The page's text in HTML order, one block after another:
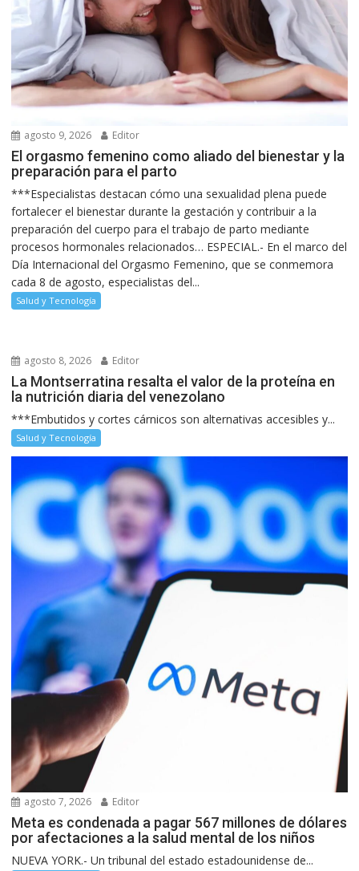
agosto 9, 2026 Editor
El orgasmo femenino como aliado del bienestar y la
preparación para el parto
***Especialistas destacan cómo una sexualidad plena puede
fortalecer el bienestar durante la gestación y contribuir a la
preparación del cuerpo para el trabajo de parto mediante
procesos hormonales relacionados… ESPECIAL.- En el marco del
Día Internacional del Orgasmo Femenino, que se conmemora
cada 8 de agosto, especialistas del...
Salud y Tecnología
agosto 8, 2026 Editor
La Montserratina resalta el valor de la proteína en
la nutrición diaria del venezolano
***Embutidos y cortes cárnicos son alternativas accesibles y...
Salud y Tecnología
agosto 7, 2026 Editor
Meta es condenada a pagar 567 millones de dólares
por afectaciones a la salud mental de los niños
NUEVA YORK.- Un tribunal del estado estadounidense de...